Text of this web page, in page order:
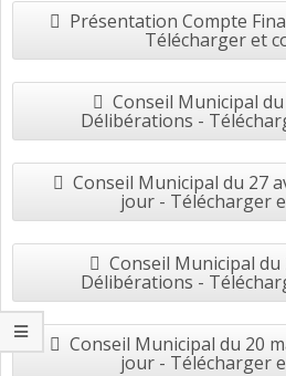
Présentation Compte
Télécharger et
Conseil Municipal
Délibérations -
Conseil Municipal du 27
jour - Télécharger
Conseil Municipal du
Délibérations -
Conseil Municipal du 20
jour - Télécharger